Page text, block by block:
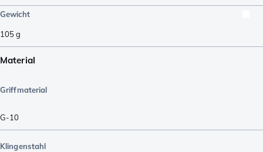
Gewicht
105g
Material
Griffmaterial
G-10
Klingenstahl